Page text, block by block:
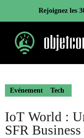
contenu
Rejoignez les
Evénement Tech
IoT World :
SFR